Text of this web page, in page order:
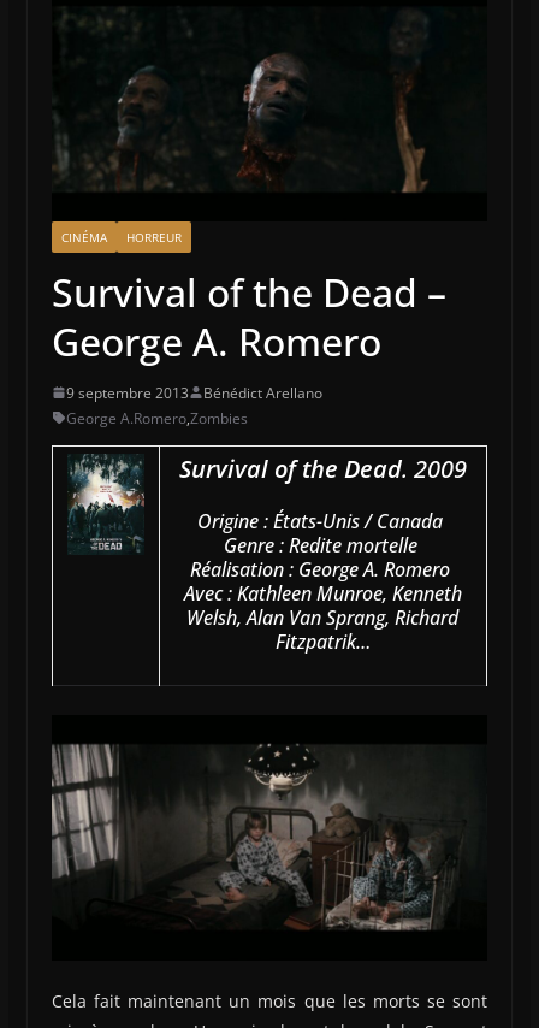
CINÉMA HORREUR
Survival of the Dead –
George A. Romero
9 septembre 2013
Bénédict Arellano
George A.Romero,Zombies
Survival of the Dead. 2009
Origine : États-Unis / Canada
Genre : Redite mortelle
Réalisation : George A. Romero
Avec : Kathleen Munroe, Kenneth
Welsh, Alan Van Sprang, Richard
Fitzpatrik…
Cela fait maintenant un mois que les morts se sont